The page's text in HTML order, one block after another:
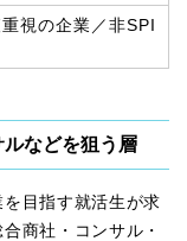
視の企業／非SPI
などを狙う層
目指す就活生が求
商社・コンサル・